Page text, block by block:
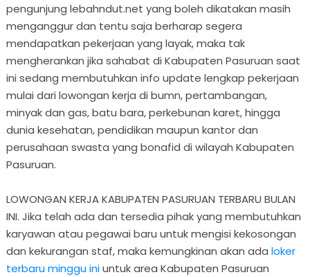
pengunjung lebahndut.net yang boleh dikatakan masih
menganggur dan tentu saja berharap segera
mendapatkan pekerjaan yang layak, maka tak
mengherankan jika sahabat di Kabupaten Pasuruan saat
ini sedang membutuhkan info update lengkap pekerjaan
mulai dari lowongan kerja di bumn, pertambangan,
minyak dan gas, batu bara, perkebunan karet, hingga
dunia kesehatan, pendidikan maupun kantor dan
perusahaan swasta yang bonafid di wilayah Kabupaten
Pasuruan.
LOWONGAN KERJA KABUPATEN PASURUAN TERBARU BULAN
INI. Jika telah ada dan tersedia pihak yang membutuhkan
karyawan atau pegawai baru untuk mengisi kekosongan
dan kekurangan staf, maka kemungkinan akan ada loker
terbaru minggu iniuntuk area Kabupaten Pasuruan